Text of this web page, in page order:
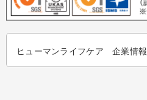
ヒューマンライフケア 企業情報